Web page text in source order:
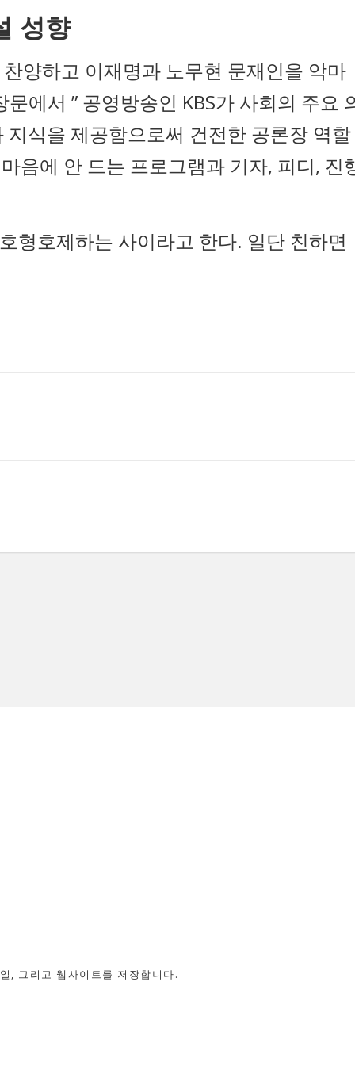
성향
양하고 이재명과 노무현 문재인을 악마
에서 ” 공영방송인 KBS가 사회의 주요
식을 제공함으로써 건전한 공론장 역할
음에 안 드는 프로그램과 기자, 피디, 진
형호제하는 사이라고 한다. 일단 친하면
, 그리고 웹사이트를 저장합니다.